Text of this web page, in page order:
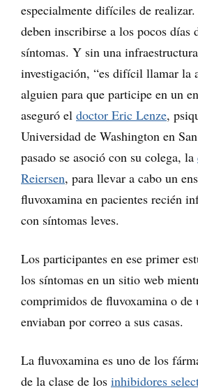
especialmente difíciles de
deben inscribirse a los pocos días
síntomas. Y sin una
investigación, “es difícil llamar la
alguien para que participe en un
aseguró el doctor Eric Lenze,
Universidad de Washington en
pasado se asoció con su colega, la
Reiersen, para llevar a cabo un
fluvoxamina en pacientes recién
con síntomas leves.
Los participantes en ese primer
los síntomas en un sitio web
comprimidos de fluvoxamina o de
enviaban por correo a sus casas.
La fluvoxamina es uno de los
de la clase de los inhibidores